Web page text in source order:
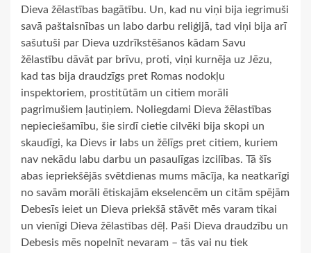
Dieva žēlastības bagātību. Un, kad nu viņi bija iegrimuši
savā paštaisnības un labo darbu reliģijā, tad viņi bija arī
sašutuši par Dieva uzdrīkstēšanos kādam Savu
žēlastību dāvāt par brīvu, proti, viņi kurnēja uz Jēzu,
kad tas bija draudzīgs pret Romas nodokļu
inspektoriem, prostitūtām un citiem morāli
pagrimušiem ļautiņiem. Noliegdami Dieva žēlastības
nepieciešamību, šie sirdī cietie cilvēki bija skopi un
skaudīgi, ka Dievs ir labs un žēlīgs pret citiem, kuriem
nav nekādu labu darbu un pasaulīgas izcilības. Tā šīs
abas iepriekšējās svētdienas mums mācīja, ka neatkarīgi
no savām morāli ētiskajām ekselencēm un citām spējām
Debesīs ieiet un Dieva priekšā stāvēt mēs varam tikai
un vienīgi Dieva žēlastības dēļ. Paši Dieva draudzību un
Debesis mēs nopelnīt nevaram – tās vai nu tiek